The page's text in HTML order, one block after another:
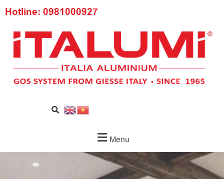
Hotline: 0981000927
Menu